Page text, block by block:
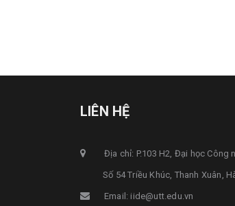
LIÊN HỆ
Địa chỉ: P.103 H2, Đại học Công
Số 54 Triều Khúc, Thanh Xuân,
Email: iide@utt.edu.vn